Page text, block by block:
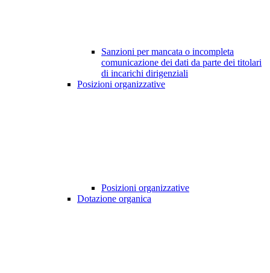
Sanzioni per mancata o incompleta
comunicazione dei dati da parte dei titolari
di incarichi dirigenziali
Posizioni organizzative
Posizioni organizzative
Dotazione organica